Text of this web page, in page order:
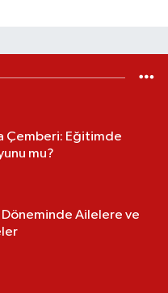
Çemberi: Eğitimde
mu?
Ailelere ve